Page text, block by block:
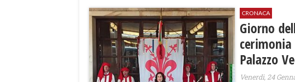
CRONACA
Giorno
cerimonia
Palazzo
Venerdì, 24